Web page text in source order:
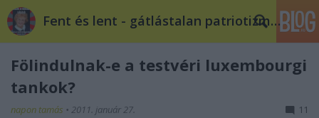
Fent és lent - gátlástalan patriotizmus
Fölindulnak-e a testvéri luxembourgi
tankok?
napon tamás • 2011. január 27. 11